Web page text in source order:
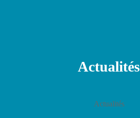
Actualités
Actualités